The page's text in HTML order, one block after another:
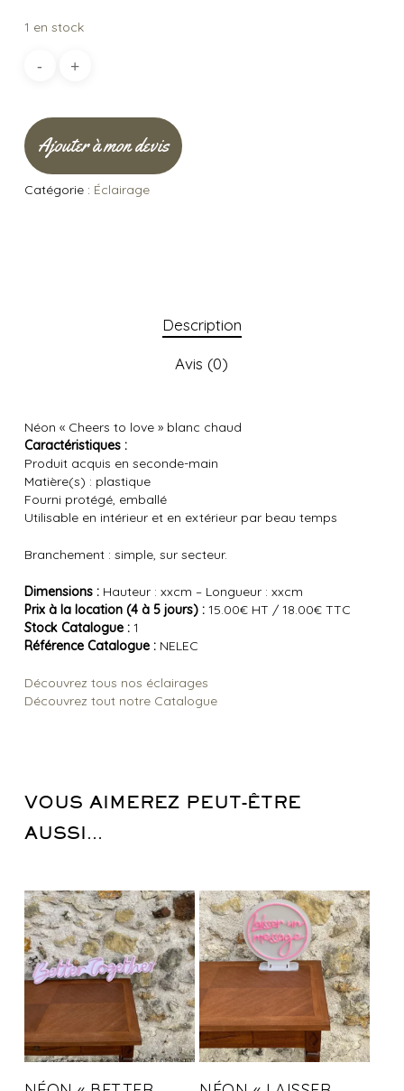
1 en stock
Ajouter à mon devis
Catégorie : Éclairage
Description
Avis (0)
Néon « Cheers to love » blanc chaud
Caractéristiques :
Produit acquis en seconde-main
Matière(s) : plastique
Fourni protégé, emballé
Utilisable en intérieur et en extérieur par beau temps
Branchement : simple, sur secteur.
Dimensions :Hauteur : xxcm – Longueur : xxcm
Prix à la location (4 à 5 jours) :15.00€ HT / 18.00€ TTC
Stock Catalogue :1
Référence Catalogue :NELEC
Découvrez tous nos éclairages
Découvrez tout notre Catalogue
VOUS AIMEREZ PEUT-ÊTRE
AUSSI…